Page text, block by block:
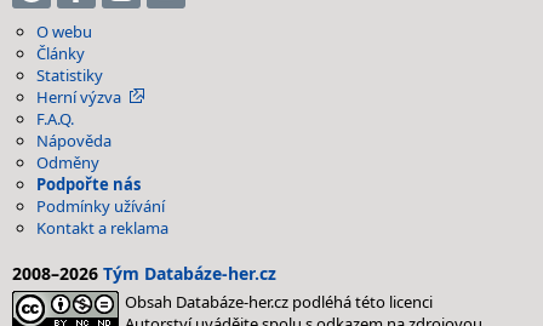
O webu
Články
Statistiky
Herní výzva
F.A.Q.
Nápověda
Odměny
Podpořte nás
Podmínky užívání
Kontakt a reklama
2008–2026 Tým Databáze-her.cz
Obsah Databáze-her.cz podléhá této licenci